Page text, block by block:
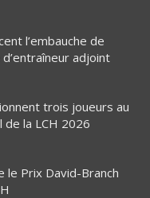
l’embauche de
adjoint
trois joueurs au
la LCH 2026
le Prix David-Branch